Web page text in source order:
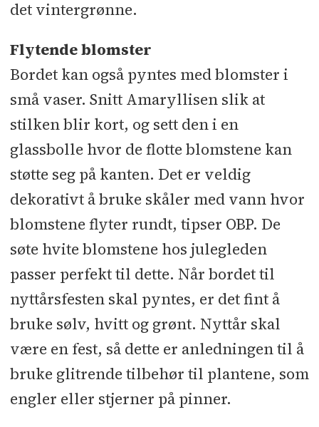
det vintergrønne.
Flytende blomster
Bordet kan også pyntes med blomster i
små vaser. Snitt Amaryllisen slik at
stilken blir kort, og sett den i en
glassbolle hvor de flotte blomstene kan
støtte seg på kanten. Det er veldig
dekorativt å bruke skåler med vann hvor
blomstene flyter rundt, tipser OBP. De
søte hvite blomstene hos julegleden
passer perfekt til dette. Når bordet til
nyttårsfesten skal pyntes, er det fint å
bruke sølv, hvitt og grønt. Nyttår skal
være en fest, så dette er anledningen til å
bruke glitrende tilbehør til plantene, som
engler eller stjerner på pinner.